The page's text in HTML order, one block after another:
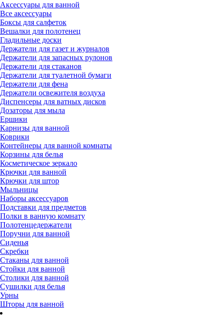
Аксессуары для ванной
Все аксессуары
Боксы для салфеток
Вешалки для полотенец
Гладильные доски
Держатели для газет и журналов
Держатели для запасных рулонов
Держатели для стаканов
Держатели для туалетной бумаги
Держатели для фена
Держатели освежителя воздуха
Диспенсеры для ватных дисков
Дозаторы для мыла
Ершики
Карнизы для ванной
Коврики
Контейнеры для ванной комнаты
Корзины для белья
Косметическое зеркало
Крючки для ванной
Крючки для штор
Мыльницы
Наборы аксессуаров
Подставки для предметов
Полки в ванную комнату
Полотенцедержатели
Поручни для ванной
Сиденья
Скребки
Стаканы для ванной
Стойки для ванной
Столики для ванной
Сушилки для белья
Урны
Шторы для ванной